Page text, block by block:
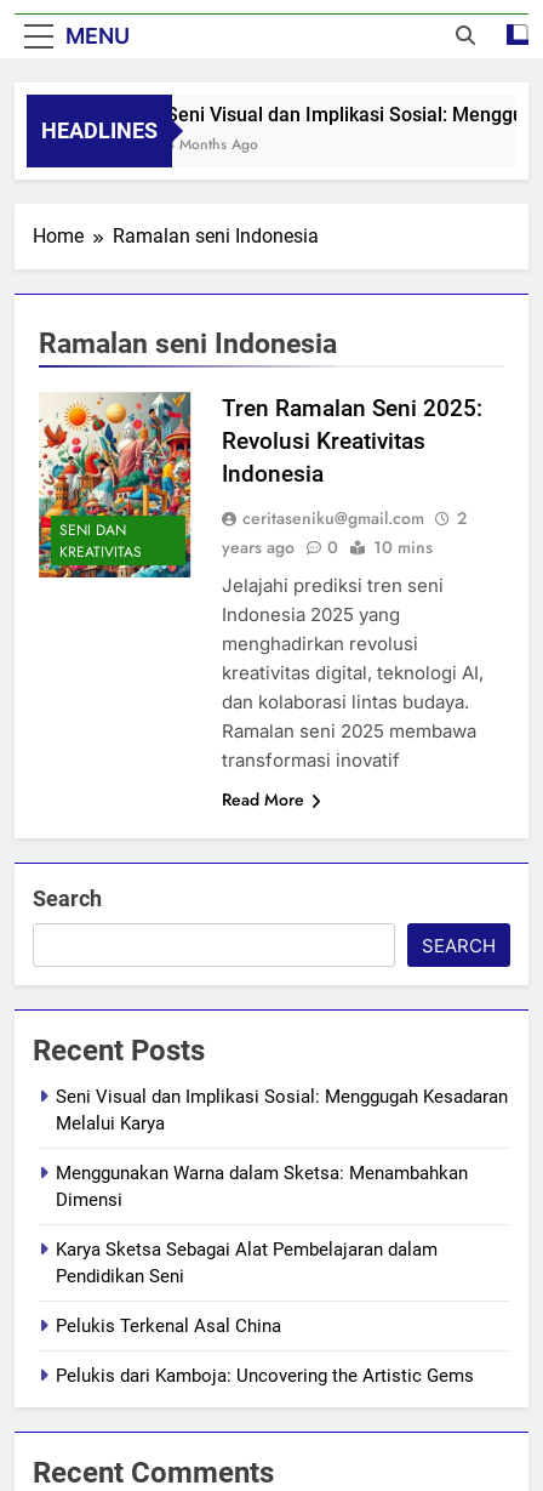
MENU
HEADLINES
Seni Visual dan Implikasi Sosial:
8 Months Ago
Home Ramalan seni Indonesia
Ramalan seni Indonesia
SENI DAN
KREATIVITAS
Tren Ramalan Seni 2025:
Revolusi Kreativitas
Indonesia
ceritaseniku@gmail.com
2
years ago
0 10 mins
Jelajahi prediksi tren seni
Indonesia 2025 yang
menghadirkan revolusi
kreativitas digital, teknologi AI,
dan kolaborasi lintas budaya.
Ramalan seni 2025 membawa
transformasi inovatif
Read More
Search
SEARCH
Recent Posts
Seni Visual dan Implikasi Sosial: Menggugah Kesadaran
Melalui Karya
Menggunakan Warna dalam Sketsa: Menambahkan
Dimensi
Karya Sketsa Sebagai Alat Pembelajaran dalam
Pendidikan Seni
Pelukis Terkenal Asal China
Pelukis dari Kamboja: Uncovering the Artistic Gems
Recent Comments